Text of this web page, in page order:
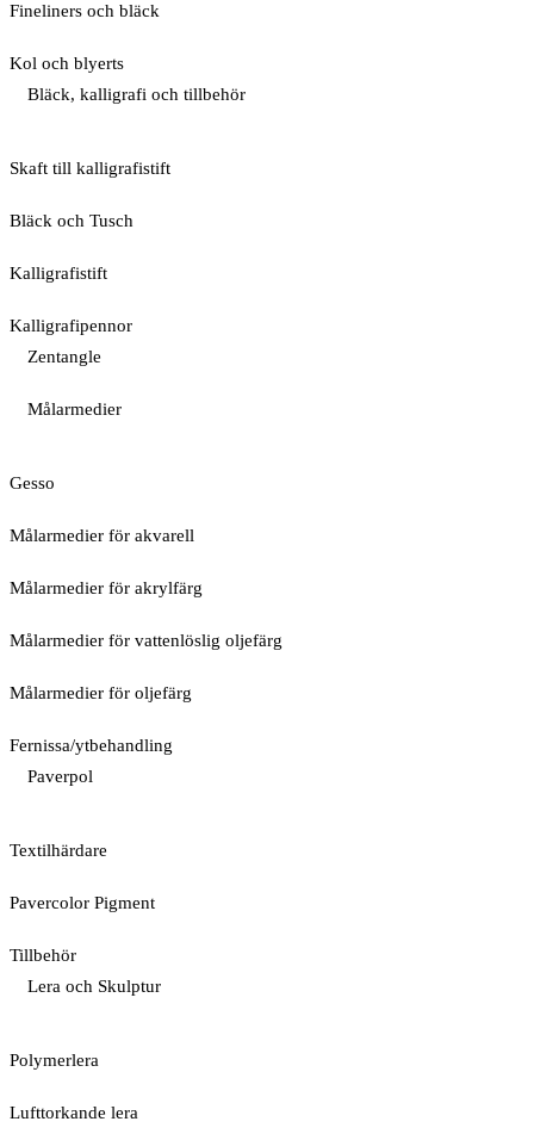
Fineliners och bläck
Kol och blyerts
Bläck, kalligrafi och tillbehör
Skaft till kalligrafistift
Bläck och Tusch
Kalligrafistift
Kalligrafipennor
Zentangle
Målarmedier
Gesso
Målarmedier för akvarell
Målarmedier för akrylfärg
Målarmedier för vattenlöslig oljefärg
Målarmedier för oljefärg
Fernissa/ytbehandling
Paverpol
Textilhärdare
Pavercolor Pigment
Tillbehör
Lera och Skulptur
Polymerlera
Lufttorkande lera